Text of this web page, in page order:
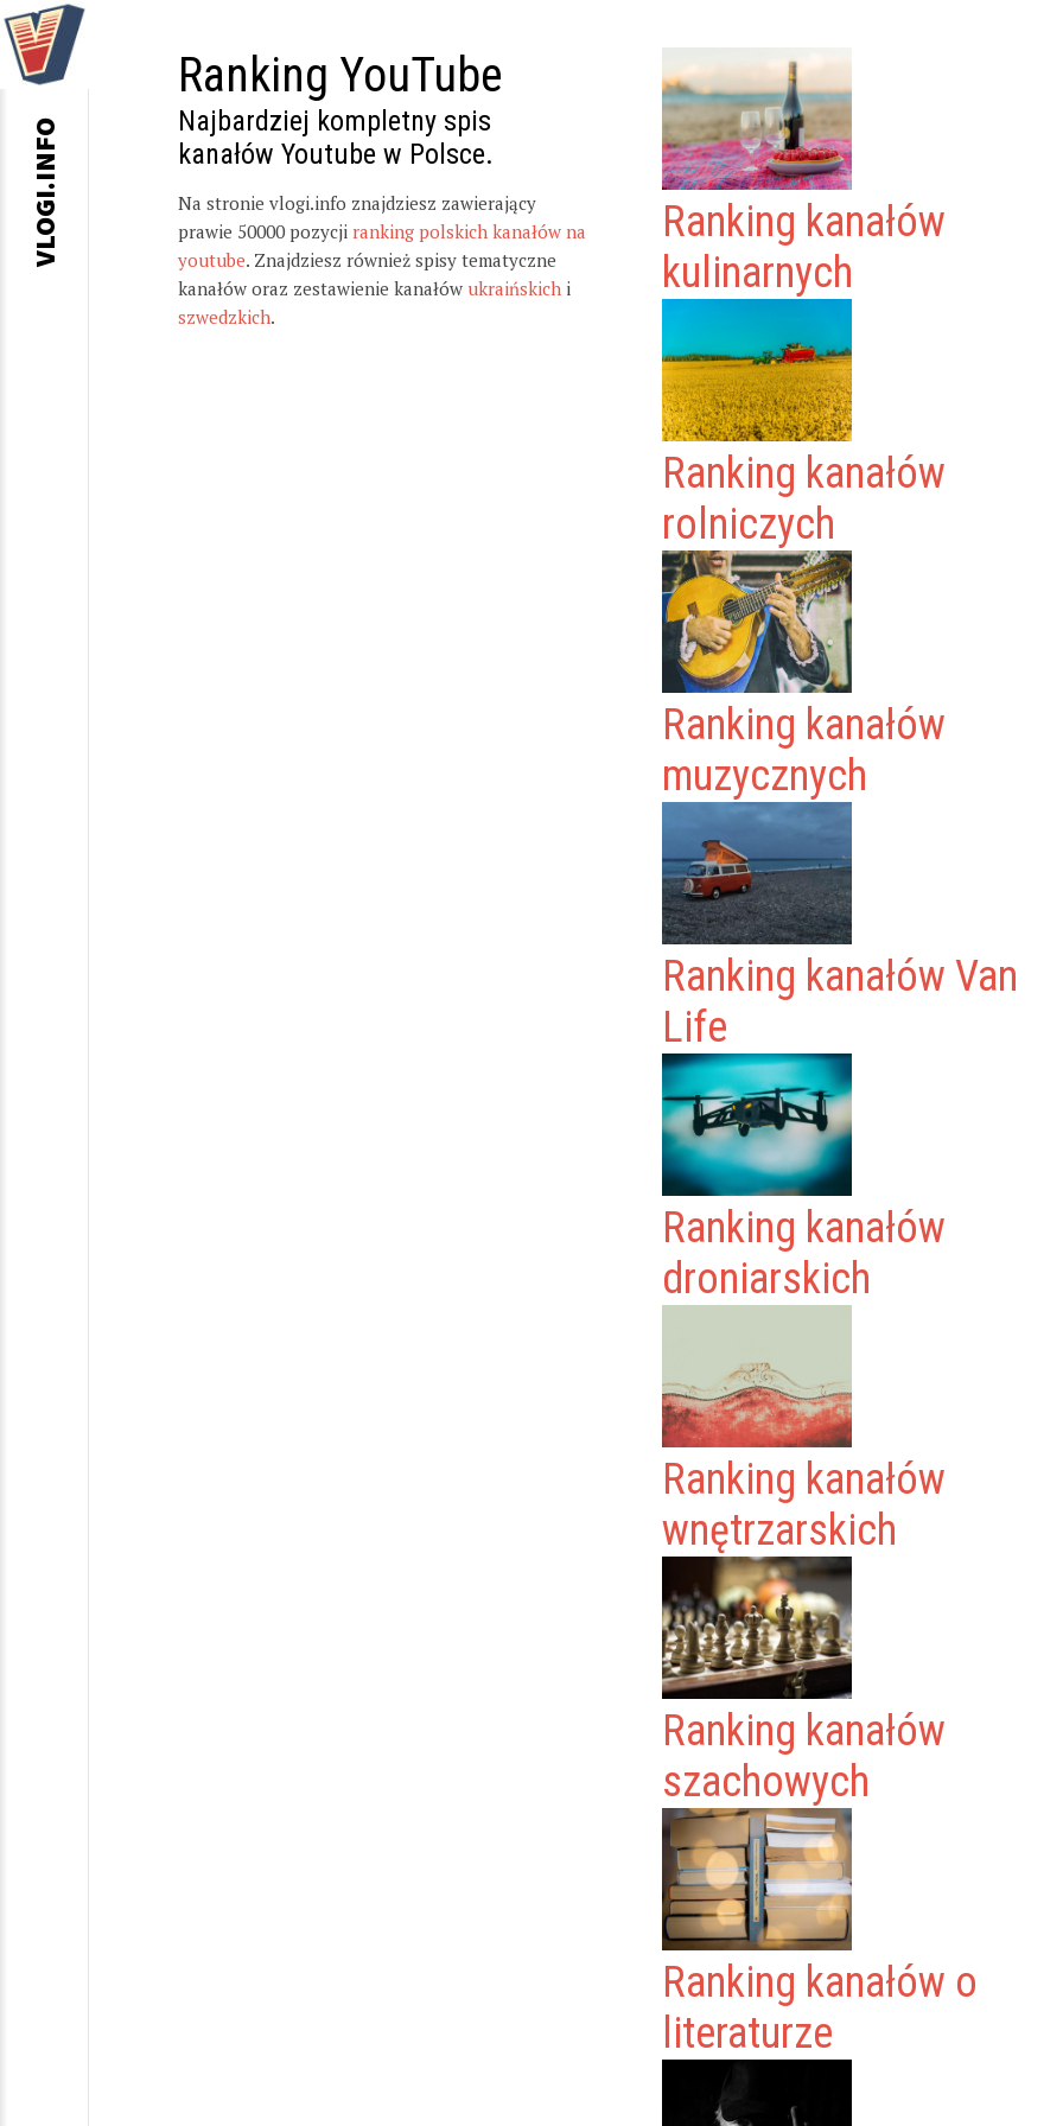
Ranking YouTube
Najbardziej kompletny spis
kanałów Youtube w Polsce.
Na stronie vlogi.info znajdziesz zawierający
prawie 50000 pozycji ranking polskich kanałów na
youtube. Znajdziesz również spisy tematyczne
kanałów oraz zestawienie kanałów ukraińskich i
szwedzkich.
Ranking kanałów
kulinarnych
Ranking kanałów
rolniczych
Ranking kanałów
muzycznych
Ranking kanałów Van
Life
Ranking kanałów
droniarskich
Ranking kanałów
wnętrzarskich
Ranking kanałów
szachowych
Ranking kanałów o
literaturze
VLOGI.INFO